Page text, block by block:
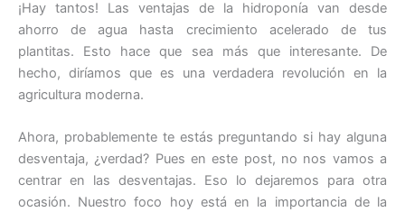
¡Hay tantos! Las ventajas de la hidroponía van desde
ahorro de agua hasta crecimiento acelerado de tus
plantitas. Esto hace que sea más que interesante. De
hecho, diríamos que es una verdadera revolución en la
agricultura moderna.
Ahora, probablemente te estás preguntando si hay alguna
desventaja, ¿verdad? Pues en este post, no nos vamos a
centrar en las desventajas. Eso lo dejaremos para otra
ocasión. Nuestro foco hoy está en la importancia de la